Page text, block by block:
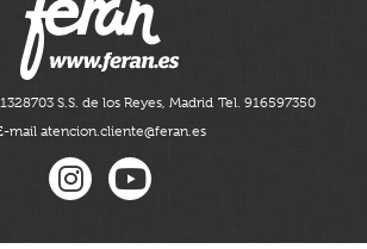
28703 S.S. de los Reyes, Madrid Tel. 916597350
mail atencion.cliente@feran.es